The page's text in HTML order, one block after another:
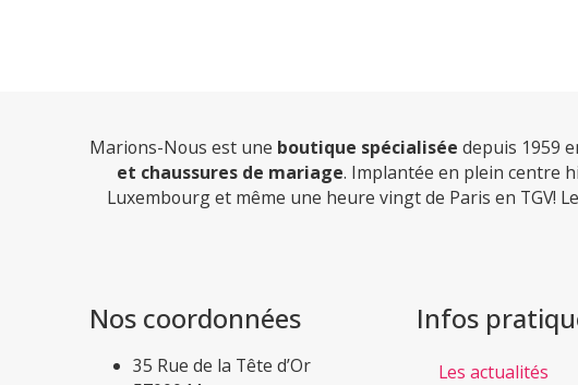
Marions-Nous est une boutique spécialisée depuis 1959
et chaussures de mariage. Implantée en plein centre
Luxembourg et même une heure vingt de Paris en TGV!
Nos coordonnées
35 Rue de la Tête d’Or
Infos
Les actualités